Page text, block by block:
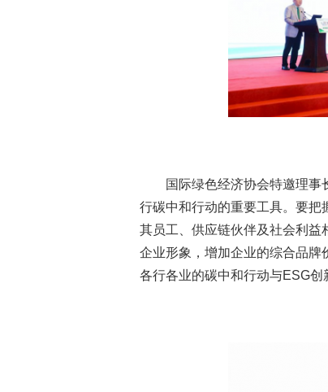
国际绿色经济协会特邀理事
行碳中和行动的重要工具。要
其员工、供应链伙伴及社会利益
企业形象，增加企业的综合品牌
各行各业的碳中和行动与ESG创